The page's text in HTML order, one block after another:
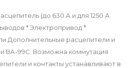
(до 630 А и для 1250 А
* Электропривод *
Дополнительные расцепители и
ВА-99С. Возможна коммутация
и контакты устанавливают в